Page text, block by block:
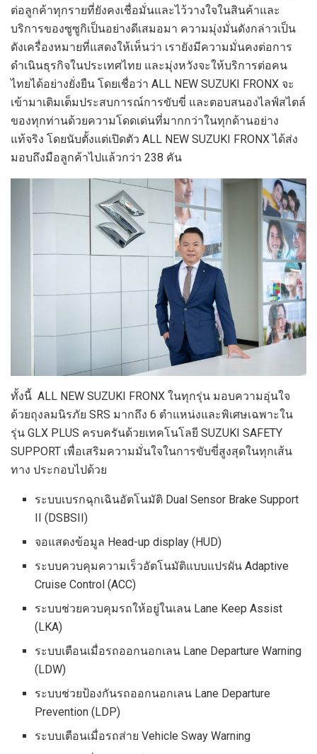
ต่อลูกค้าทุกรายที่ยังคงเชื่อมั่นและไว้วางใจในสินค้าและ
บริการของซูซูกิเป็นอย่างดีเสมอมา ความมุ่งมั่นดังกล่าวเป็น
ดังเครื่องหมายที่แสดงให้เห็นว่า เรายังมีความมั่นคงต่อการ
ดำเนินธุรกิจในประเทศไทย และมุ่งหวังจะให้บริการต่อคน
ไทยได้อย่างยั่งยืน โดยเชื่อว่า ALL NEW SUZUKI FRONX จะ
เข้ามาเติมเต็มประสบการณ์การขับขี่ และตอบสนองไลฟ์สไตล์
ของทุกท่านด้วยความโดดเด่นที่มากกว่าในทุกด้านอย่าง
แท้จริง โดยนับตั้งแต่เปิดตัว ALL NEW SUZUKI FRONX ได้ส่ง
มอบถึงมือลูกค้าไปแล้วกว่า 238 คัน
ทั้งนี้ ALL NEW SUZUKI FRONX ในทุกรุ่น มอบความอุ่นใจ
ด้วยถุงลมนิรภัย SRS มากถึง 6 ตำแหน่งและพิเศษเฉพาะใน
รุ่น GLX PLUS ครบครันด้วยเทคโนโลยี SUZUKI SAFETY
SUPPORT เพื่อเสริมความมั่นใจในการขับขี่สูงสุดในทุกเส้น
ทาง ประกอบไปด้วย
ระบบเบรกฉุกเฉินอัตโนมัติ Dual Sensor Brake Support
II (DSBSII)
จอแสดงข้อมูล Head-up display (HUD)
ระบบควบคุมความเร็วอัตโนมัติแบบแปรผัน Adaptive
Cruise Control (ACC)
ระบบช่วยควบคุมรถให้อยู่ในเลน Lane Keep Assist
(LKA)
ระบบเตือนเมื่อรถออกนอกเลน Lane Departure Warning
(LDW)
ระบบช่วยป้องกันรถออกนอกเลน Lane Departure
Prevention (LDP)
ระบบเตือนเมื่อรถส่าย Vehicle Sway Warning